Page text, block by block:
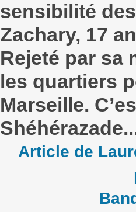
sensibilité
Zachary, 17
Rejeté par sa
les quartiers
Marseille.
Article de